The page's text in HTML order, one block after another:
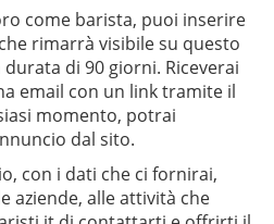
come barista, puoi inserire
rimarrà visibile su questo
di 90 giorni. Riceverai
email con un link tramite il
momento, potrai
dal sito.
con i dati che ci fornirai,
aziende, alle attività che